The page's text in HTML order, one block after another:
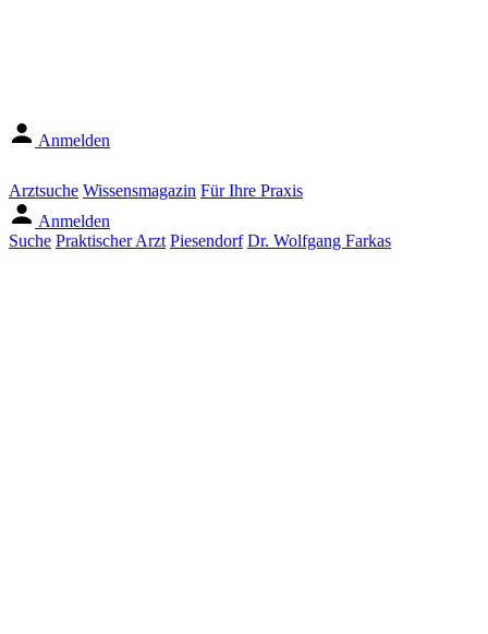
Anmelden
Arztsuche Wissensmagazin Für Ihre Praxis
Anmelden
Suche Praktischer Arzt Piesendorf Dr. Wolfgang Farkas